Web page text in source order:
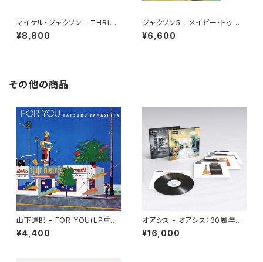
マイケル・ジャクソン - THRILL
ER[PICTURE VINYL](LP)
¥8,800
ジャクソン5 - メイビー・トゥモ
ロー [さよならは言わないで](L
P重量盤)
¥6,600
その他の商品
山下達郎 - FOR YOU(LP重量
盤)
¥4,400
オアシス - オアシス：30周年記
念デラックス・エディション（輸入
盤国内仕様4LP）(4LP)
¥16,000